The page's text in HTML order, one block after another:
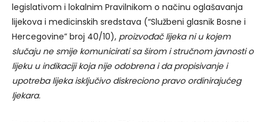
legislativom i lokalnim Pravilnikom o načinu oglašavanja
lijekova i medicinskih sredstava (“Službeni glasnik Bosne i
Hercegovine” broj 40/10), proizvođač lijeka ni u kojem
slučaju ne smije komunicirati sa širom i stručnom javnosti o
lijeku u indikaciji koja nije odobrena i da propisivanje i
upotreba lijeka isključivo diskreciono pravo ordinirajućeg
ljekara.